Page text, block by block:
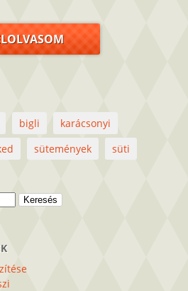
bigli
karácsonyi
sütemények süti